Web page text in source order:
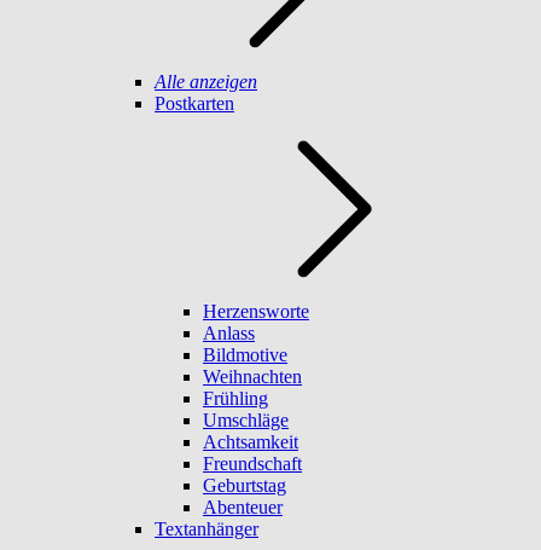
Alle anzeigen
Postkarten
Herzensworte
Anlass
Bildmotive
Weihnachten
Frühling
Umschläge
Achtsamkeit
Freundschaft
Geburtstag
Abenteuer
Textanhänger